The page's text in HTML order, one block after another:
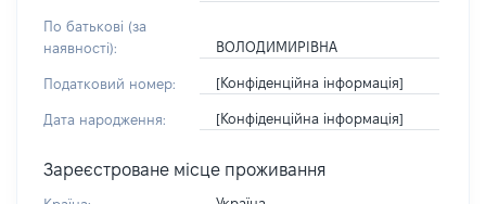
По батькові (за
наявності):
ВОЛОДИМИРІВНА
Податковий номер: [Конфіденційна інформація]
Дата народження: [Конфіденційна інформація]
Зареєстроване місце проживання